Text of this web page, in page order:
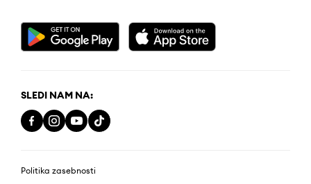
SLEDI NAM NA:
Politika zasebnosti